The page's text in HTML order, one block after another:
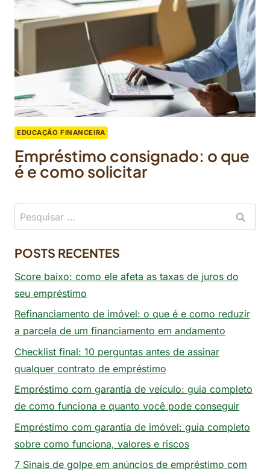
EDUCAÇÃO FINANCEIRA
Empréstimo consignado: o que
é e como solicitar
Pesquisar
por:
POSTS RECENTES
Score baixo: como ele afeta as taxas de juros do
seu empréstimo
Refinanciamento de imóvel: o que é e como reduzir
a parcela de um financiamento em andamento
Checklist final: 10 perguntas antes de assinar
qualquer contrato de empréstimo
Empréstimo com garantia de veículo: guia completo
de como funciona e quanto você pode conseguir
Empréstimo com garantia de imóvel: guia completo
sobre como funciona, valores e riscos
7 Sinais de golpe em anúncios de empréstimo com